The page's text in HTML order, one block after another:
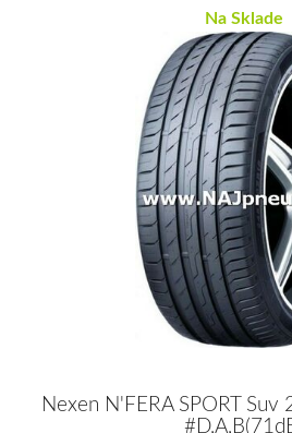
Na Sklade
Nexen N'FERA SPORT